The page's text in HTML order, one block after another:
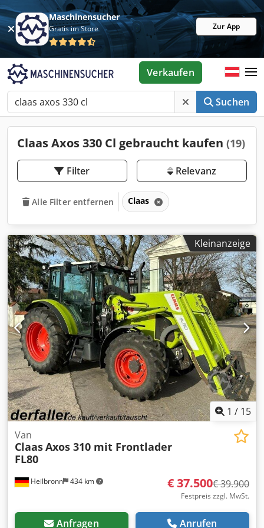
Maschinensucher
Gratis im Store Zur App
Suchen
Verkaufen
Claas Axos 330 Cl gebraucht kaufen (19)
Filter Relevanz
Alle Filter entfernen Claas
Kleinanzeige
1 / 15
Heilbronn 434 km
Van
ClaasAxos 310 mit Frontlader
FL80
€ 37.500€ 39.900
Festpreis zzgl. MwSt.
Anfragen Anrufen